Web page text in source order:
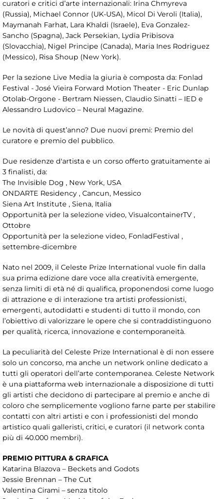
curatori e critici d’arte internazionali: Irina Chmyreva
(Russia), Michael Connor (UK-USA), Micol Di Veroli (Italia),
Maymanah Farhat, Lara Khaldi (Israele), Eva Gonzalez-
Sancho (Spagna), Jack Persekian, Lydia Pribisova
(Slovacchia), Nigel Principe (Canada), Maria Ines Rodriguez
(Messico), Risa Shoup (New York).
Per la sezione Live Media la giuria è composta da: Fonlad
Festival - José Vieira Forward Motion Theater - Eric Dunlap
Otolab-Orgone - Bertram Niessen, Claudio Sinatti – IED e
Alessandro Ludovico – Neural Magazine.
Le novità di quest’anno? Due nuovi premi: Premio del
curatore e premio del pubblico.
Due residenze d'artista e un corso offerto gratuitamente ai
3 finalisti, da:
The Invisible Dog , New York, USA
ONDARTE Residency , Cancun, Messico
Siena Art Institute , Siena, Italia
Opportunità per la selezione video, VisualcontainerTV ,
Ottobre
Opportunità per la selezione video, FonladFestival ,
settembre-dicembre
Nato nel 2009, il Celeste Prize International vuole fin dalla
sua prima edizione dare voce alla creatività emergente,
senza limiti di età né di qualifica, proponendosi come luogo
di attrazione e di interazione tra artisti professionisti,
emergenti, autodidatti e studenti di tutto il mondo, con
l’obiettivo di valorizzare le opere che si contraddistinguono
per qualità, ricerca, innovazione e contemporaneità.
La peculiarità del Celeste Prize International è di non essere
solo un concorso, ma anche un network online dedicato a
tutti gli operatori dell’arte contemporanea. Celeste Network
è una piattaforma web internazionale a disposizione di tutti
gli artisti che decidono di partecipare al premio e anche di
coloro che semplicemente vogliono farne parte per stabilire
contatti con altri artisti e con i professionisti del mondo
artistico quali galleristi, critici, e curatori (il network conta
più di 40.000 membri).
PREMIO PITTURA & GRAFICA
Katarina Blazova – Beckets and Godots
Jessie Brennan – The Cut
Valentina Cirami – senza titolo